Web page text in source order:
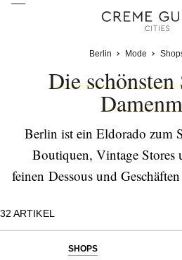
Berlin Mode
Die
Berlin ist ein Eldorado zum
Boutiquen, Vintage Stores
feinen Dessous und
32 ARTIKEL
SHOPS